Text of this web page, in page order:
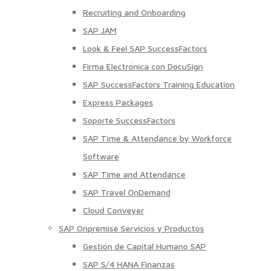
Recruiting and Onboarding
SAP JAM
Look & Feel SAP SuccessFactors
Firma Electrónica con DocuSign
SAP SuccessFactors Training Education
Express Packages
Soporte SuccessFactors
SAP Time & Attendance by Workforce
Software
SAP Time and Attendance
SAP Travel OnDemand
Cloud Conveyer
SAP Onpremise Servicios y Productos
Gestión de Capital Humano SAP
SAP S/4 HANA Finanzas